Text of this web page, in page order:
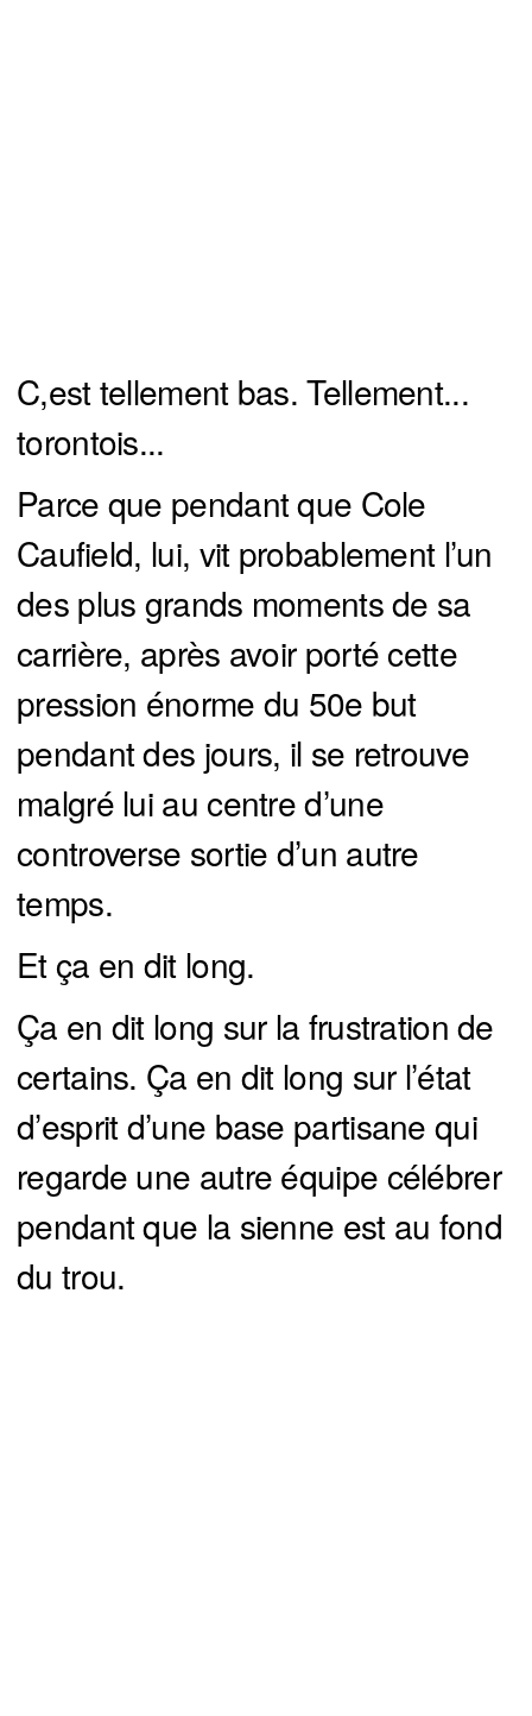
C,est tellement bas. Tellement...
torontois...
Parce que pendant que Cole
Caufield, lui, vit probablement l’un
des plus grands moments de sa
carrière, après avoir porté cette
pression énorme du 50e but
pendant des jours, il se retrouve
malgré lui au centre d’une
controverse sortie d’un autre
temps.
Et ça en dit long.
Ça en dit long sur la frustration de
certains. Ça en dit long sur l’état
d’esprit d’une base partisane qui
regarde une autre équipe célébrer
pendant que la sienne est au fond
du trou.